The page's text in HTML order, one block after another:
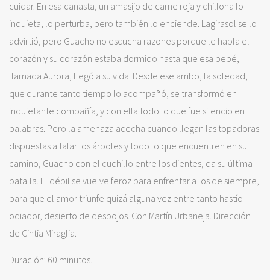
cuidar. En esa canasta, un amasijo de carne roja y chillona lo
inquieta, lo perturba, pero también lo enciende. Lagirasol se lo
advirtió, pero Guacho no escucha razones porque le habla el
corazón y su corazón estaba dormido hasta que esa bebé,
llamada Aurora, llegó a su vida. Desde ese arribo, la soledad,
que durante tanto tiempo lo acompañó, se transformó en
inquietante compañía, y con ella todo lo que fue silencio en
palabras. Pero la amenaza acecha cuando llegan las topadoras
dispuestas a talar los árboles y todo lo que encuentren en su
camino, Guacho con el cuchillo entre los dientes, da su última
batalla. El débil se vuelve feroz para enfrentar a los de siempre,
para que el amor triunfe quizá alguna vez entre tanto hastío
odiador, desierto de despojos. Con Martín Urbaneja. Dirección
de Cintia Miraglia.
Duración: 60 minutos.